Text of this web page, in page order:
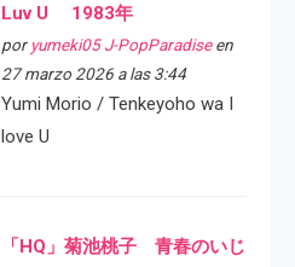
Luv U 1983年
por yumeki05 J-PopParadiseen
27 marzo 2026 a las 3:44
Yumi Morio / Tenkeyoho wa I
love U
「HQ」菊池桃子 青春のいじ